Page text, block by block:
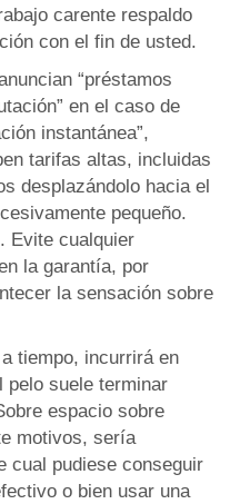
carente respaldo
con el fin de usted.
“préstamos
en el caso de
instantánea”,
tarifas altas, incluidas
desplazándolo hacia el
pequeño.
Evite cualquier
la garantía, por
la sensación sobre
tiempo, incurrirá en
pelo suele terminar
espacio sobre
motivos, serí­a
cual pudiese conseguir
o bien usar una